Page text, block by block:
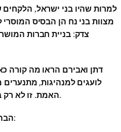
למרות שהיו בני ישראל,
מצוות בני נח הן הבסיס
צדק: בניית חברות
דתן ואבירם הראו מה קורה
לועגים למנהיגות,
האמת. זו לא רק בעיה יהודית - זו בעיה אנושית.
הבה נמנע מטעויותיהם על ידי כך: